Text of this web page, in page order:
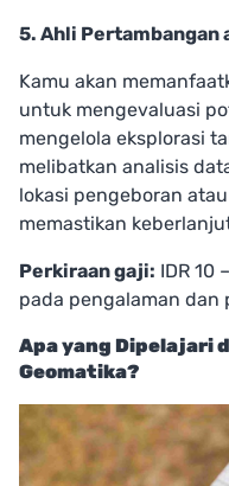
5. Ahli Pertambangan
Kamu akan
untuk mengevaluasi
mengelola eksplorasi
melibatkan analisis
lokasi pengeboran
memastikan
Perkiraan gaji: IDR 10
pada pengalaman dan
Apa yang Dipelajari
Geomatika?